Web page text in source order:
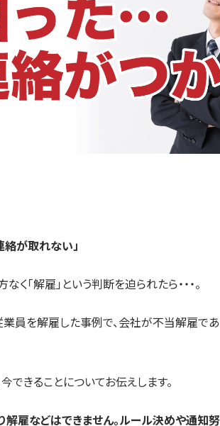
絡が取れない」
く「解雇」という判断を迫られたら・・・。
員を解雇した事例で、会社が不当解雇で
できることについてお伝えします。
解雇などはできません。ルール決めや通知